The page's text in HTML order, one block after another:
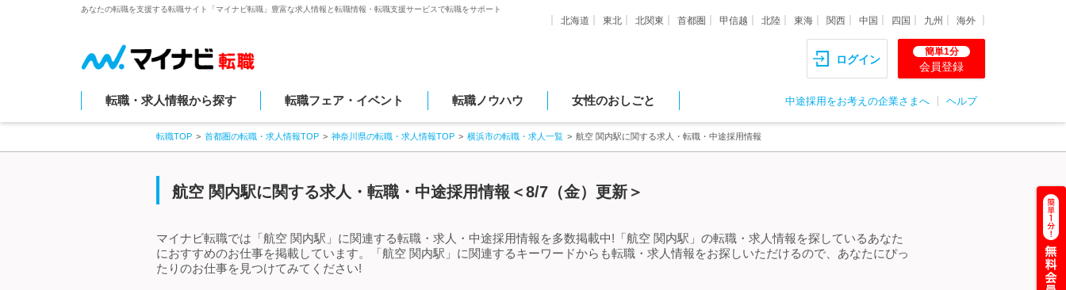
あなたの転職を支援する転職サイト「マイナビ転職」豊富な求人情報と転職情報・転職支援サービスで転職をサポート
北海道 東北 北関東 首都圏 甲信越 北陸 東海 関西 中国 四国 九州 海外
ログイン
簡単1分
会員登録
転職・求人情報から探す 転職フェア・イベント 転職ノウハウ 女性のおしごと 中途採用をお考えの企業さまへ ヘルプ
転職TOP 首都圏の転職・求人情報TOP 神奈川県の転職・求人情報TOP 横浜市の転職・求人一覧 航空 関内駅に関する求人・転職・中途採用情報
航空 関内駅に関する求人・転職・中途採用情報＜8/7（金）更新＞
マイナビ転職では「航空 関内駅」に関連する転職・求人・中途採用情報を多数掲載中!「航空 関内駅」の転職・求人情報を探しているあなた
におすすめのお仕事を掲載しています。「航空 関内駅」に関連するキーワードからも転職・求人情報をお探しいただけるので、あなたにぴっ
たりのお仕事を見つけてみてください!